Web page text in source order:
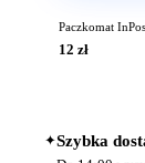
Paczkomat
12 zł
✦Szybka